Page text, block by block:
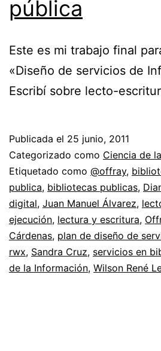
pública
Este es mi trabajo final
«Diseño de servicios de
Escribí sobre lecto-
Publicada el 25 junio, 2011
Categorizado como Ciencia de
Etiquetado como @offray,
publica, bibliotecas publicas,
digital, Juan Manuel Álvarez,
ejecución, lectura y escritura,
Cárdenas, plan de diseño de
rwx, Sandra Cruz, servicios en
de la Información, Wilson René